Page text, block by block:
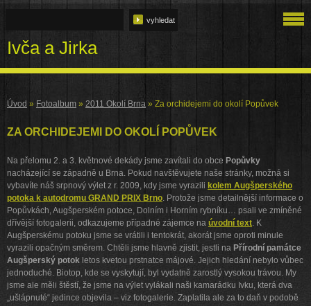
Ivča a Jirka
Úvod » Fotoalbum » 2011 Okolí Brna » Za orchidejemi do okolí Popůvek
ZA ORCHIDEJEMI DO OKOLÍ POPŮVEK
Na přelomu 2. a 3. květnové dekády jsme zavítali do obce Popůvky
nacházející se západně u Brna. Pokud navštěvujete naše stránky, možná si
vybavíte náš srpnový výlet z r. 2009, kdy jsme vyrazili kolem Augšperského
potoka k autodromu GRAND PRIX Brno. Protože jsme detailnější informace o
Popůvkách, Augšperském potoce, Dolním i Horním rybníku… psali ve zmíněné
dřívější fotogalerii, odkazujeme případné zájemce na úvodní text. K
Augšperskému potoku jsme se vrátili i tentokrát, akorát jsme oproti minule
vyrazili opačným směrem. Chtěli jsme hlavně zjistit, jestli na Přírodní památce
Augšperský potok letos kvetou prstnatce májové. Jejich hledání nebylo vůbec
jednoduché. Biotop, kde se vyskytují, byl vydatně zarostlý vysokou trávou. My
jsme ale měli štěstí, že jsme na výlet vylákali naši kamarádku Ivku, která dva
„ušlápnuté“ jedince objevila – viz fotogalerie. Zaplatila ale za to daň v podobě